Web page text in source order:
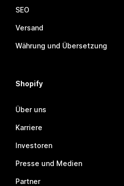
SEO
Versand
Währung und Übersetzung
Shopify
Über uns
Karriere
Investoren
Presse und Medien
Partner